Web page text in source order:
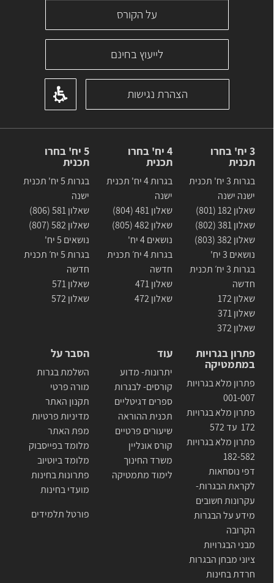
על הקורס
לייעוץ בחינם
הצהרת נגישות
3 יח' בחרו
תכנית
בגרות 3 יח' תכנית
ישנה ישנה
שאלון 182 (801)
שאלון 381 (802)
שאלון 382 (803)
נושאים 3 יח'
בגרות 3 יח׳ תכנית
חדשה
שאלון 172
שאלון 371
שאלון 372
4 יח' בחרו
תכנית
בגרות 4 יח' תכנית
ישנה
שאלון 481 (804)
שאלון 482 (805)
נושאים 4 יח'
בגרות 4 יח׳ תכנית
חדשה
שאלון 471
שאלון 472
5 יח' בחרו
תכנית
בגרות 5 יח' תכנית
ישנה
שאלון 581 (806)
שאלון 582 (807)
נושאים 5 יח'
בגרות 5 יח׳ תכנית
חדשה
שאלון 571
שאלון 572
פתרון בגרויות
במתמטיקה
פתרון מלא בגרויות
001-007
פתרון מלא בגרויות
172 עד 572
פתרון מלא בגרויות
182-582
דפי נוסחאות
לקראת הבגרות-
עקרונות חשובים
מידע על הבגרות
הקרובה
מבני הבגרויות
ציוני מבחן הבגרות
חרדת בחינות
עוד
יתרונות- מדוע
קורסים- לבגרות
ספרים דגיטליים
תכנית ההוראה
שיעורים פרטיים
קורס אונליין
משרד החינוך
לימוד מתמטיקה
הסבר על
השלמת בגרות
מורה פרטי
תקנון האתר
מדיניות פרטיות
מפת האתר
מלומד בפייסבוק
מלומד ביוטיוב
פתרונות בחינות
מועדי בחינות
פורטל תלמידים